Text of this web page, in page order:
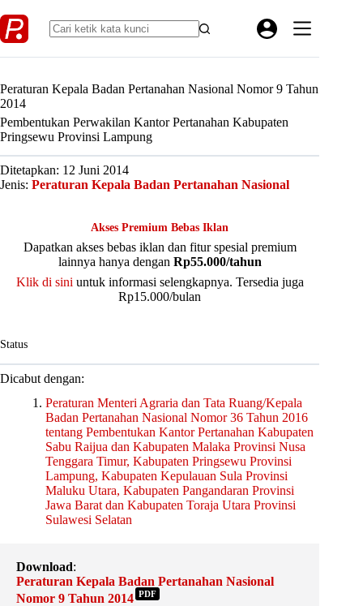
to
content
Peraturan Kepala Badan Pertanahan Nasional Nomor 9 Tahun
2014
Pembentukan Perwakilan Kantor Pertanahan Kabupaten
Pringsewu Provinsi Lampung
Ditetapkan: 12 Juni 2014
Jenis: Peraturan Kepala Badan Pertanahan Nasional
Akses Premium Bebas Iklan
Dapatkan akses bebas iklan dan fitur spesial premium
lainnya hanya dengan Rp55.000/tahun
Klik di sini untuk informasi selengkapnya. Tersedia juga
Rp15.000/bulan
Status
Dicabut dengan:
Peraturan Menteri Agraria dan Tata Ruang/Kepala
Badan Pertanahan Nasional Nomor 36 Tahun 2016
tentang Pembentukan Kantor Pertanahan Kabupaten
Sabu Raijua dan Kabupaten Malaka Provinsi Nusa
Tenggara Timur, Kabupaten Pringsewu Provinsi
Lampung, Kabupaten Kepulauan Sula Provinsi
Maluku Utara, Kabupaten Pangandaran Provinsi
Jawa Barat dan Kabupaten Toraja Utara Provinsi
Sulawesi Selatan
Download:
Peraturan Kepala Badan Pertanahan Nasional
Nomor 9 Tahun 2014 PDF